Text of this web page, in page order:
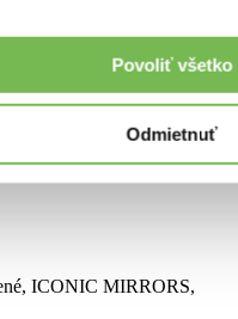
Povoliť všetko
Odmietnuť
ICONIC MIRRORS,